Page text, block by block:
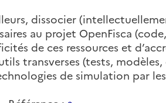
dissocier
au projet OpenFisca
de ces ressources et
transverses (tests,
de simulation par